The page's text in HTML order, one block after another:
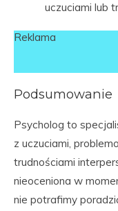
uczuciami lub
Reklama
Podsumowanie
Psycholog to
z uczuciami,
trudnościami
nieoceniona w
nie potrafimy